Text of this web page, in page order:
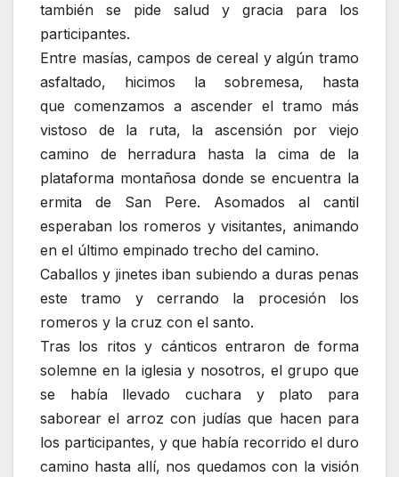
también se pide salud y gracia para los
participantes.
Entre masías, campos de cereal y algún tramo
asfaltado, hicimos la sobremesa, hasta
que comenzamos a ascender el tramo más
vistoso de la ruta, la ascensión por viejo
camino de herradura hasta la cima de la
plataforma montañosa donde se encuentra la
ermita de San Pere. Asomados al cantil
esperaban los romeros y visitantes, animando
en el último empinado trecho del camino.
Caballos y jinetes iban subiendo a duras penas
este tramo y cerrando la procesión los
romeros y la cruz con el santo.
Tras los ritos y cánticos entraron de forma
solemne en la iglesia y nosotros, el grupo que
se había llevado cuchara y plato para
saborear el arroz con judías que hacen para
los participantes, y que había recorrido el duro
camino hasta allí, nos quedamos con la visión